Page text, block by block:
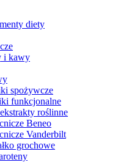
diety
i kawy
spożywcze
funkcjonalne
roślinne
Beneo
Vanderbilt
grochowe